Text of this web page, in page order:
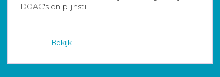
DOAC's en pijnstil...
Bekijk